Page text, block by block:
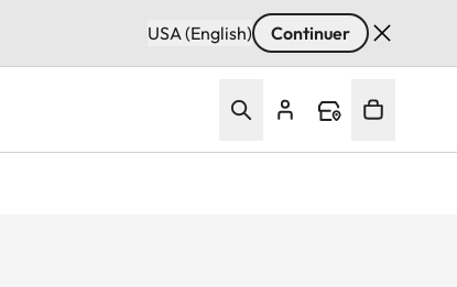
USA (English) Continuer